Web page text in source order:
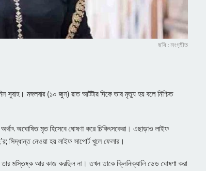
ছবি : সংগৃহীত
সুবাহ। মঙ্গলবার (১০ জুন) রাত আটটার দিকে তার মৃত্যু হয় বলে নিশ্চিত
অঘোষিত মৃত হিসেবে ঘোষণা করে চিকিৎসকেরা। এছাড়াও লাইফ
সিদ্ধান্ত নেওয়া হয় লাইফ সাপোর্ট খুলে ফেলার।
তার মস্তিষ্ক আর কাজ করছিল না। তখন তাকে ক্লিনিক্যালি ডেড ঘোষণা করা